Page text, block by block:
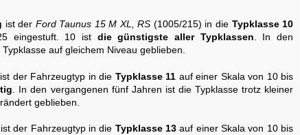
ist der Ford Taunus 15 M XL, RS (1005/215) in die Typklasse 10
eingestuft. 10 ist die günstigste aller Typklassen . In den
auf gleichem Niveau geblieben.
ist der Fahrzeugtyp in die Typklasse 11 auf einer Skala von 10 bis
. In den vergangenen fünf Jahren ist die Typklasse trotz kleiner
geblieben.
ist der Fahrzeugtyp in die Typklasse 13 auf einer Skala von 10 bis